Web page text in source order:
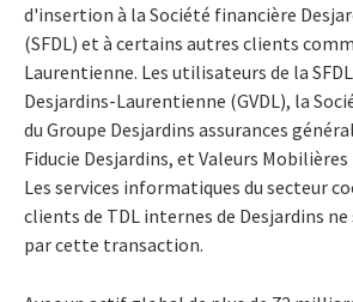
d'insertion à la Société financière
(SFDL) et à certains autres clients
Laurentienne. Les utilisateurs de la
Desjardins-Laurentienne (GVDL), la
du Groupe Desjardins assurances
Fiducie Desjardins, et Valeurs Mobilières
Les services informatiques du secteur
clients de TDL internes de Desjardins
par cette transaction.